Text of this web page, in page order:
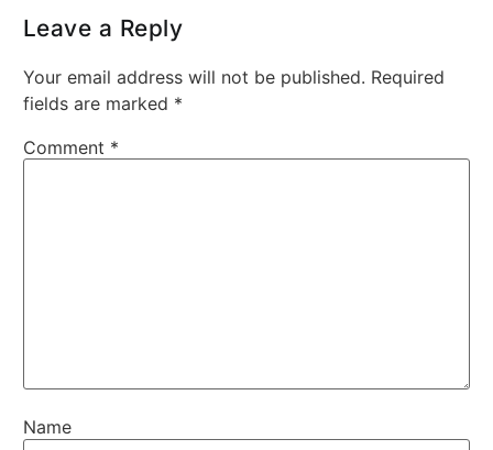
Leave a Reply
Your email address will not be published. Required
fields are marked *
Comment *
Name